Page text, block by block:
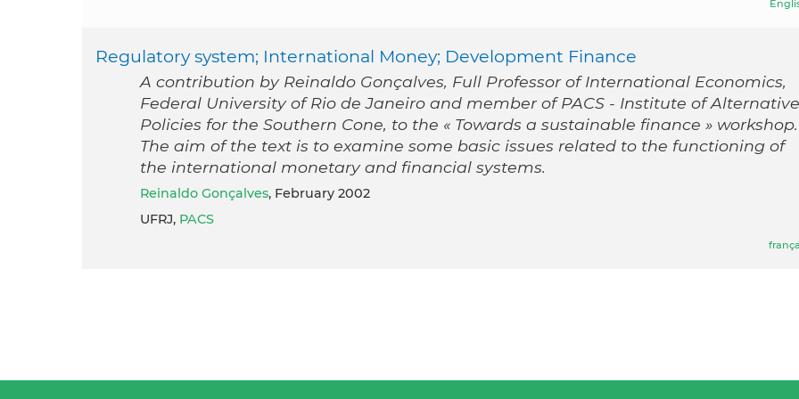
Regulatory system; International Money; Development Finance
A contribution by Reinaldo Gonçalves, Full Professor of International Economics,
Federal University of Rio de Janeiro and member of PACS - Institute of
Policies for the Southern Cone, to the « Towards a sustainable finance » workshop.
The aim of the text is to examine some basic issues related to the functioning of
the international monetary and financial systems.
Reinaldo Gonçalves, February 2002
UFRJ, PACS